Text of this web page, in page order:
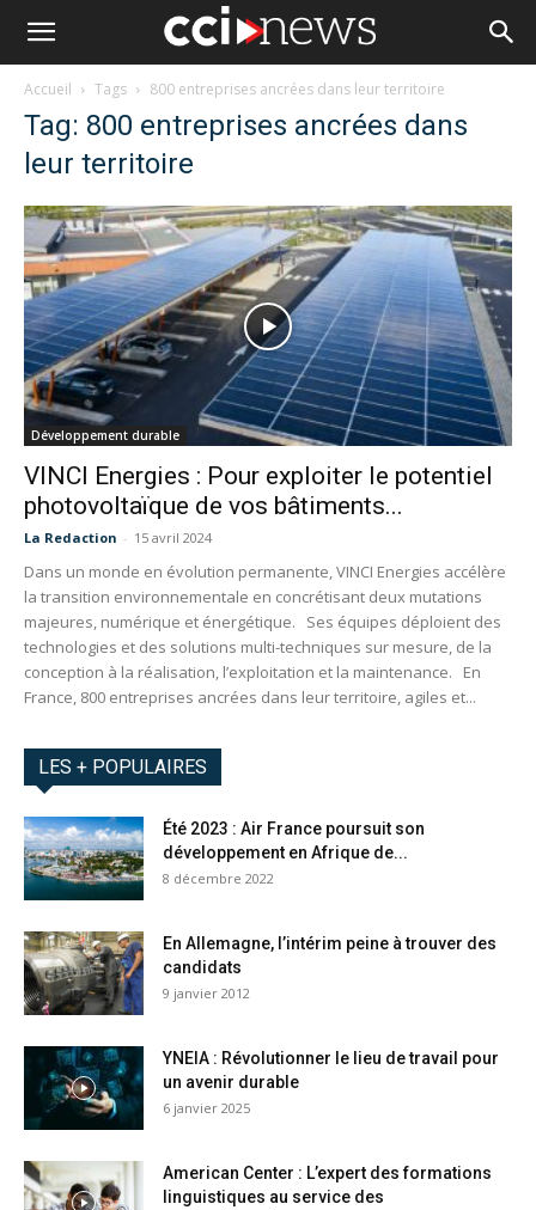
Accueil Tags 800 entreprises ancrées dans leur territoire
Tag: 800 entreprises ancrées dans
leur territoire
Développement durable
VINCI Energies : Pour exploiter le potentiel
photovoltaïque de vos bâtiments...
La Redaction - 15 avril 2024
Dans un monde en évolution permanente, VINCI Energies accélère
la transition environnementale en concrétisant deux mutations
majeures, numérique et énergétique. Ses équipes déploient des
technologies et des solutions multi-techniques sur mesure, de la
conception à la réalisation, l’exploitation et la maintenance. En
France, 800 entreprises ancrées dans leur territoire, agiles et...
LES + POPULAIRES
Été 2023 : Air France poursuit son
développement en Afrique de...
8 décembre 2022
En Allemagne, l’intérim peine à trouver des
candidats
9 janvier 2012
YNEIA : Révolutionner le lieu de travail pour
un avenir durable
6 janvier 2025
American Center : L’expert des formations
linguistiques au service des